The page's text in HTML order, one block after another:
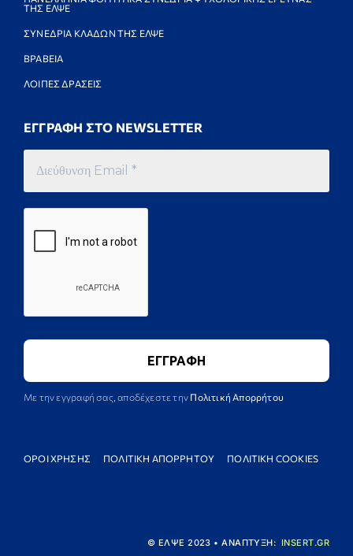
ΤΗΣ ΕΛΨΕ
ΣΥΝΕΔΡΙΑ ΚΛΑΔΩΝ ΤΗΣ ΕΛΨΕ
ΒΡΑΒΕΙΑ
ΛΟΙΠΕΣ ΔΡΑΣΕΙΣ
ΕΓΓΡΑΦΗ ΣΤΟ NEWSLETTER
Με την εγγραφή σας, αποδέχεστε την Πολιτική Απορρήτου
ΟΡΟΙ ΧΡΗΣΗΣ ΠΟΛΙΤΙΚΗ ΑΠΟΡΡΗΤΟΥ ΠΟΛΙΤΙΚΗ COOKIES
© ΕΛΨΕ 2023 • ΑΝΑΠΤΥΞΗ:INSERT.GR